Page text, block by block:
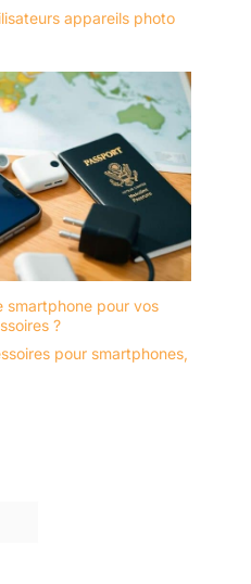
appareils photo
smartphone pour vos
?
pour smartphones,